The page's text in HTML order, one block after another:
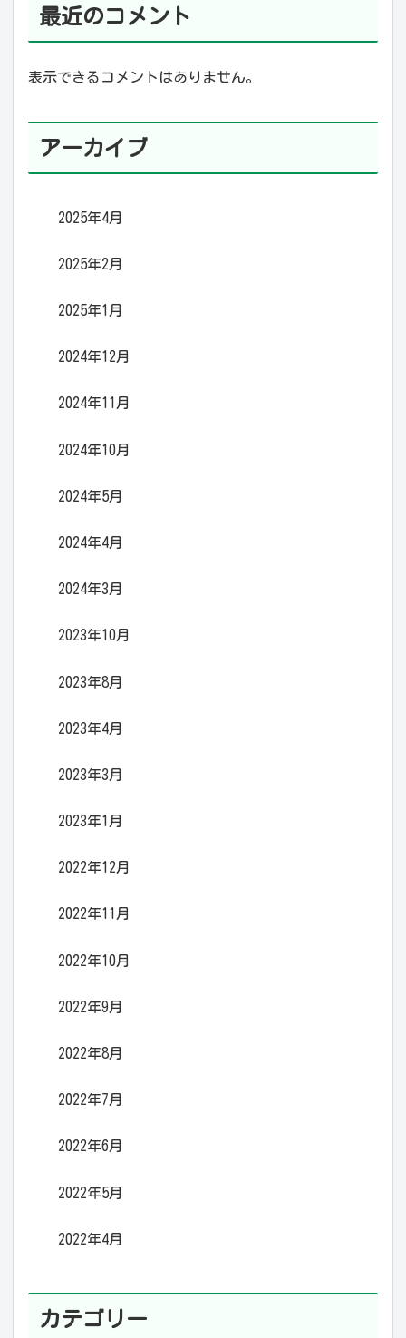
最近のコメント
表示できるコメントはありません。
アーカイブ
2025年4月
2025年2月
2025年1月
2024年12月
2024年11月
2024年10月
2024年5月
2024年4月
2024年3月
2023年10月
2023年8月
2023年4月
2023年3月
2023年1月
2022年12月
2022年11月
2022年10月
2022年9月
2022年8月
2022年7月
2022年6月
2022年5月
2022年4月
カテゴリー